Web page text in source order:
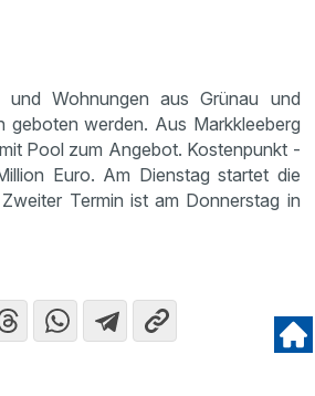
Wohnungen aus Grünau und
geboten werden. Aus Markkleeberg
Pool zum Angebot. Kostenpunkt -
Euro. Am Dienstag startet die
Termin ist am Donnerstag in